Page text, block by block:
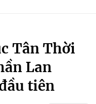
Tân Thời
Lan
tiên